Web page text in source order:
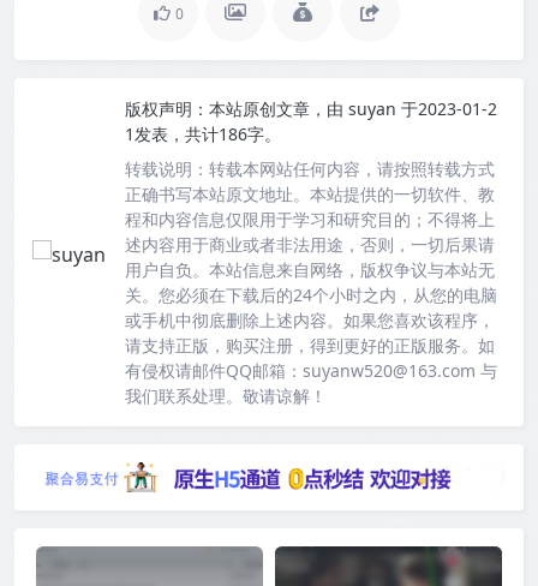
0
版权声明： 本站原创文章，由 suyan 于2023-01-2
1发表，共计186字。
转载说明： 转载本网站任何内容，请按照转载方式
正确书写本站原文地址。本站提供的一切软件、教
程和内容信息仅限用于学习和研究目的；不得将上
述内容用于商业或者非法用途，否则，一切后果请
用户自负。本站信息来自网络，版权争议与本站无
关。您必须在下载后的24个小时之内，从您的电脑
或手机中彻底删除上述内容。如果您喜欢该程序，
请支持正版，购买注册，得到更好的正版服务。如
有侵权请邮件QQ邮箱：suyanw520@163.com 与
我们联系处理。敬请谅解！